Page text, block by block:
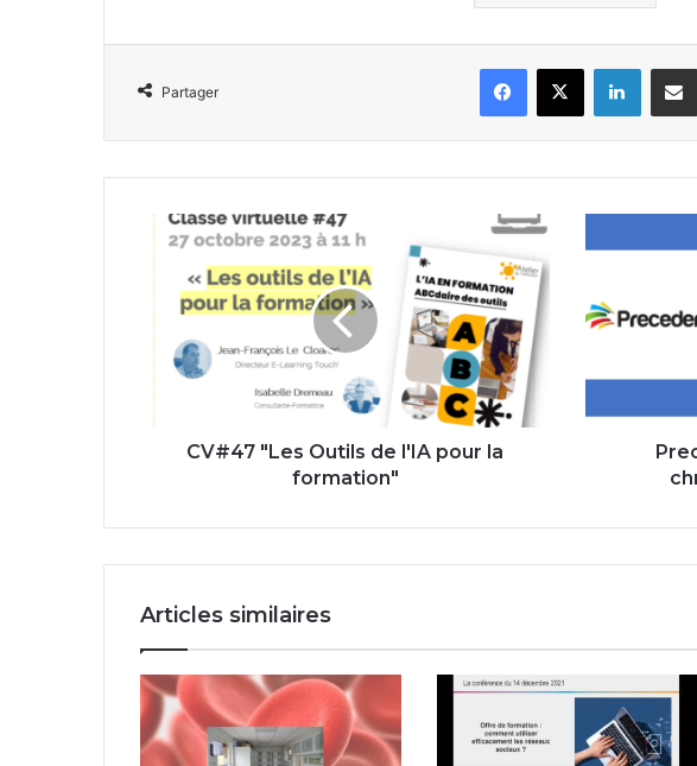
Partager
Facebook
X Linkedin
CV#47
"Les
Outils
de
l'IA
pour
formation"
CV#47 "Les Outils de l'IA pour la
formation"
:
des
frises
avec
Articles similaires